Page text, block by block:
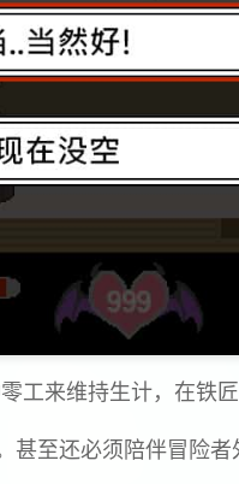
工来维持生计，在铁
至还必须陪伴冒险者